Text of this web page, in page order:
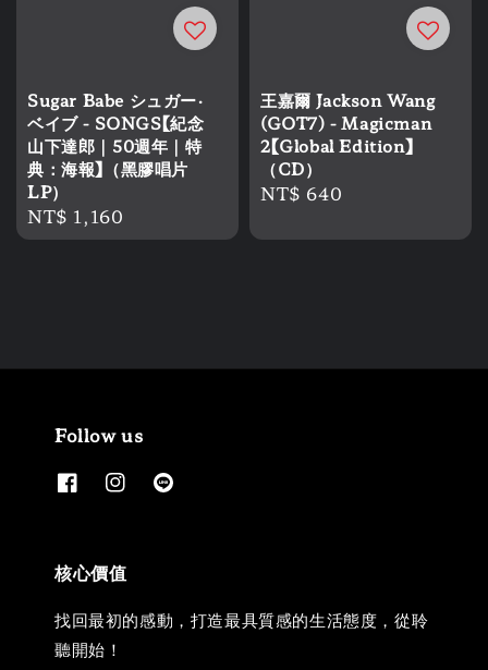
Sugar Babe シュガー・
ベイブ - SONGS【紀念
山下達郎｜50週年｜特
典：海報】（黑膠唱片
LP）
Regular
price
NT$ 1,160
王嘉爾 Jackson Wang
(GOT7) - Magicman
2【Global Edition】
（CD）
Regular
NT$ 640
Follow us
核心價值
找回最初的感動，打造最具質感的生活態度，從聆
聽開始！